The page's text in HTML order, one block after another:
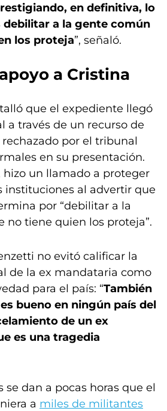
en definitiva, lo
debilitar a la gente común
los proteja”, señaló.
a Cristina
que el expediente llegó
a través de un recurso de
por el tribunal
en su presentación.
hizo un llamado a proteger
instituciones al advertir que
por “debilitar a la
no tiene quien los proteja”.
no evitó calificar la
de la ex mandataria como
para el país: “También
bueno en ningún país del
de un ex
es una tragedia
se dan a pocas horas que el
a miles de militantes